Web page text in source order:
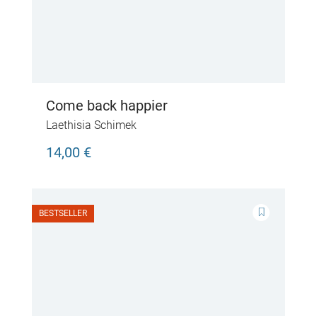
Come back happier
Laethisia Schimek
14,00 €
BESTSELLER